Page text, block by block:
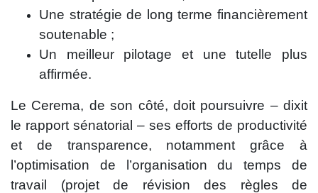
Une stratégie de long terme financièrement
soutenable ;
Un meilleur pilotage et une tutelle plus
affirmée.
Le Cerema, de son côté, doit poursuivre – dixit
le rapport sénatorial – ses efforts de productivité
et de transparence, notamment grâce à
l’optimisation de l’organisation du temps de
travail (projet de révision des règles de